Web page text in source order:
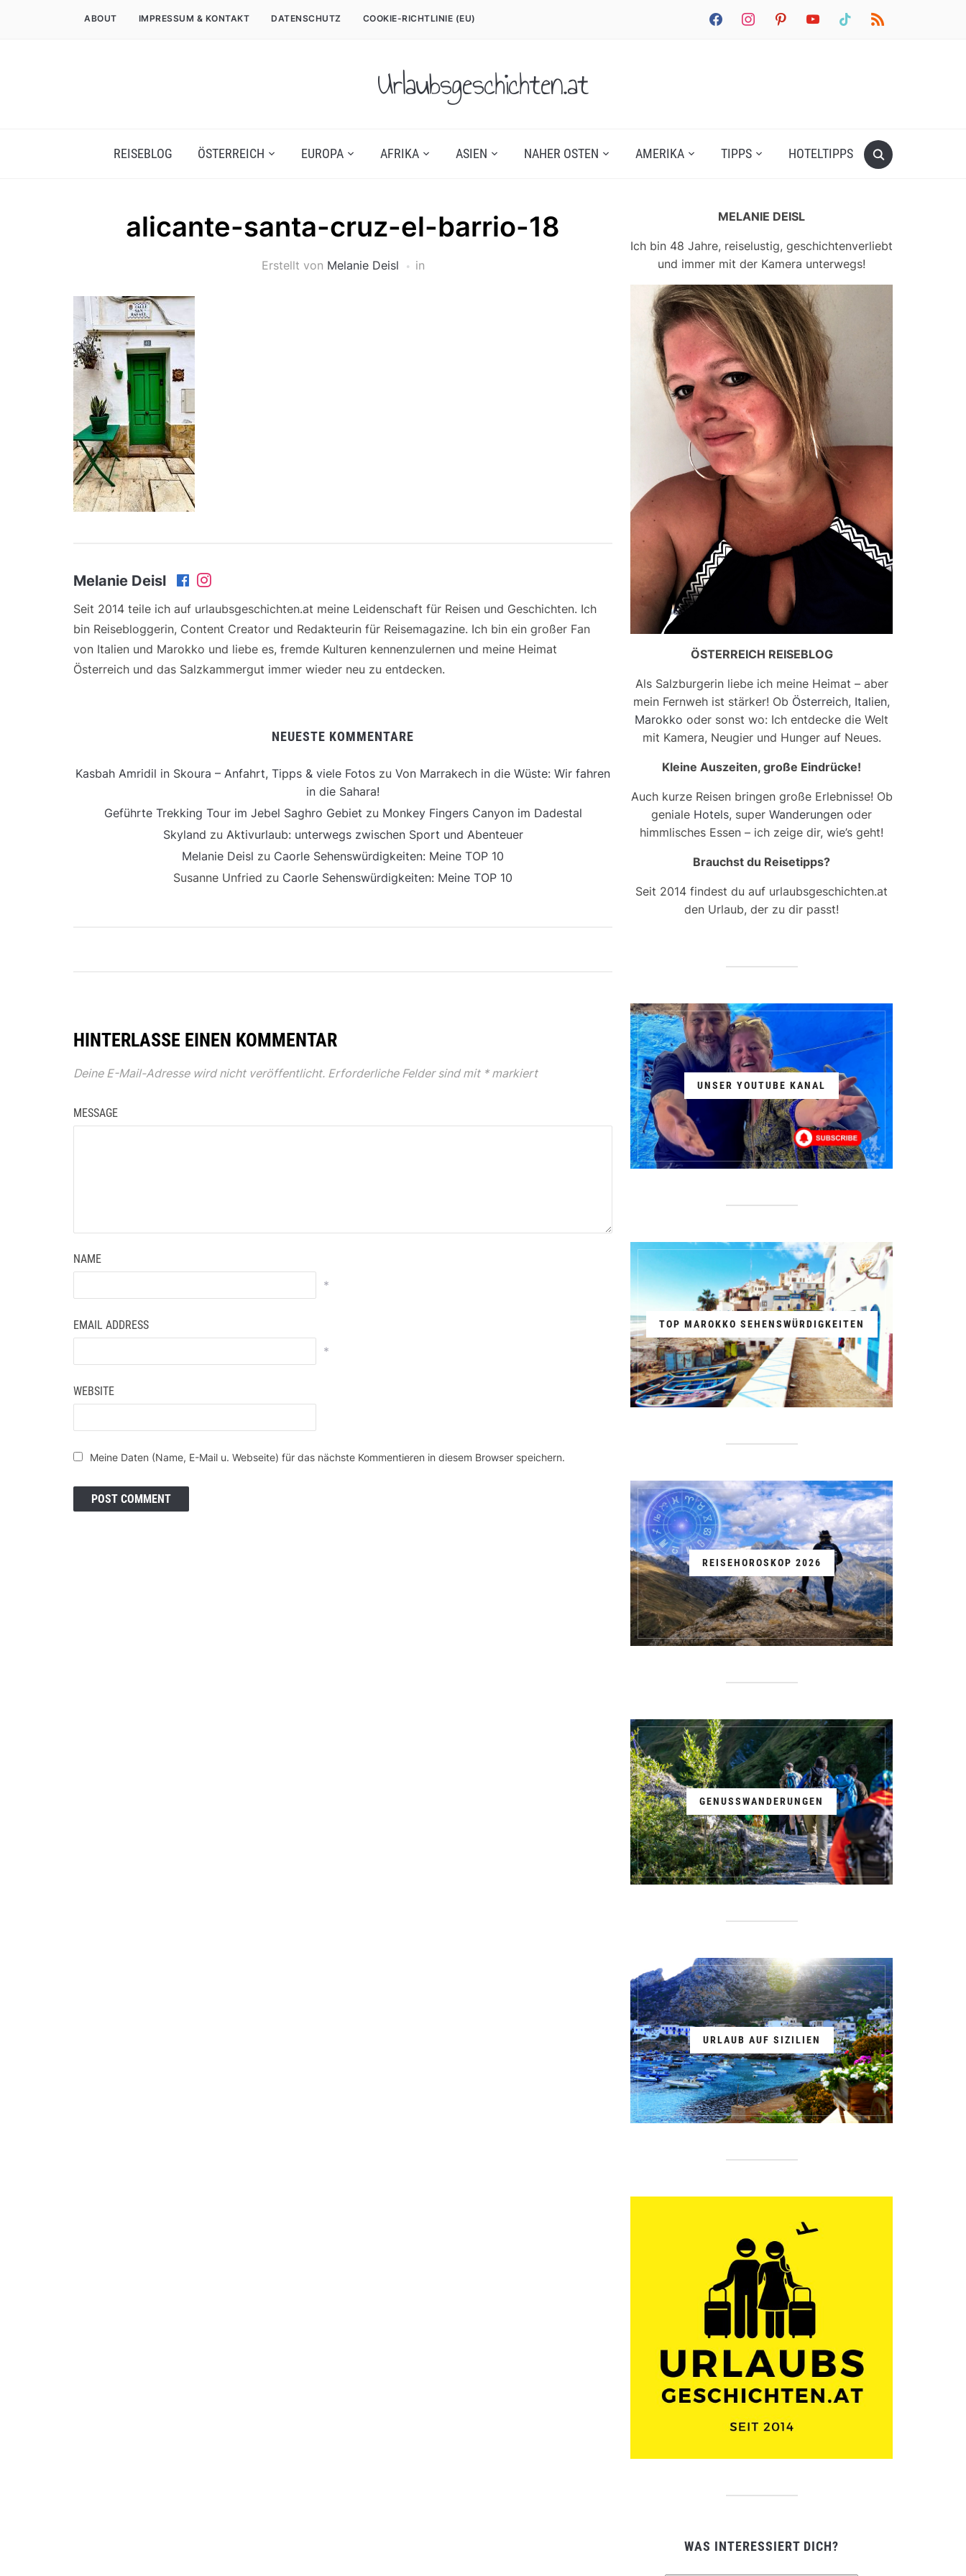
facebookinstagrampinterestyoutube tiktok rss
ABOUT IMPRESSUM & KONTAKT DATENSCHUTZ COOKIE-RICHTLINIE (EU)
Urlaubsgeschichten.at
REISEBLOG ÖSTERREICH EUROPA AFRIKA ASIEN NAHER OSTEN AMERIKA TIPPS HOTELTIPPS
alicante-santa-cruz-el-barrio-18
Erstellt von Melanie Deisl in
Melanie Deisl
Seit 2014 teile ich auf urlaubsgeschichten.at meine Leidenschaft für Reisen und Geschichten. Ich
bin Reisebloggerin, Content Creator und Redakteurin für Reisemagazine. Ich bin ein großer Fan
von Italien und Marokko und liebe es, fremde Kulturen kennenzulernen und meine Heimat
Österreich und das Salzkammergut immer wieder neu zu entdecken.
NEUESTE KOMMENTARE
Kasbah Amridil in Skoura – Anfahrt, Tipps & viele Fotos zu Von Marrakech in die Wüste: Wir fahren
in die Sahara!
Geführte Trekking Tour im Jebel Saghro Gebiet zu Monkey Fingers Canyon im Dadestal
Skyland zu Aktivurlaub: unterwegs zwischen Sport und Abenteuer
Melanie Deisl zu Caorle Sehenswürdigkeiten: Meine TOP 10
Susanne Unfried zu Caorle Sehenswürdigkeiten: Meine TOP 10
HINTERLASSE EINEN KOMMENTAR
Deine E-Mail-Adresse wird nicht veröffentlicht. Erforderliche Felder sind mit *markiert
MESSAGE
NAME
*
EMAIL ADDRESS
*
WEBSITE
Meine Daten (Name, E-Mail u. Webseite) für das nächste Kommentieren in diesem Browser speichern.
MELANIE DEISL
Ich bin 48 Jahre, reiselustig, geschichtenverliebt
und immer mit der Kamera unterwegs!
ÖSTERREICH REISEBLOG
Als Salzburgerin liebe ich meine Heimat – aber
mein Fernweh ist stärker! Ob Österreich, Italien,
Marokko oder sonst wo: Ich entdecke die Welt
mit Kamera, Neugier und Hunger auf Neues.
Kleine Auszeiten, große Eindrücke!
Auch kurze Reisen bringen große Erlebnisse! Ob
geniale Hotels, super Wanderungen oder
himmlisches Essen – ich zeige dir, wie’s geht!
Brauchst du Reisetipps?
Seit 2014 findest du auf urlaubsgeschichten.at
den Urlaub, der zu dir passt!
UNSER YOUTUBE KANAL
TOP MAROKKO SEHENSWÜRDIGKEITEN
REISEHOROSKOP 2026
GENUSSWANDERUNGEN
URLAUB AUF SIZILIEN
WAS INTERESSIERT DICH?